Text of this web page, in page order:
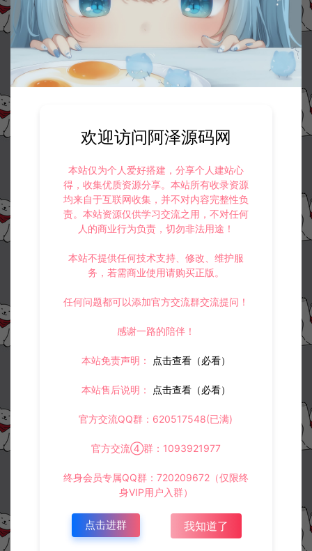
欢迎访问阿泽源码网
本站仅为个人爱好搭建，分享个人建站心
得，收集优质资源分享。本站所有收录资源
均来自于互联网收集，并不对内容完整性负
责。本站资源仅供学习交流之用，不对任何
人的商业行为负责，切勿非法用途！
本站不提供任何技术支持、修改、维护服
务，若需商业使用请购买正版。
任何问题都可以添加官方交流群交流提问！
感谢一路的陪伴！
本站免责声明： 点击查看（必看）
本站售后说明： 点击查看（必看）
官方交流QQ群：620517548(已满)
官方交流④群：1093921977
终身会员专属QQ群：720209672（仅限终
身VIP用户入群）
点击进群 我知道了